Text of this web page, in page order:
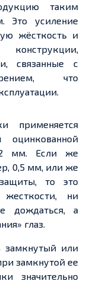
таким
Это усиление
жёсткость и
связанные с
что
применяется
оцинкованной
мм. Если же
0,5 мм, или же
то это
жесткости, ни
дождаться, а
» глаз.
замкнутый или
замкнутой ее
значительно